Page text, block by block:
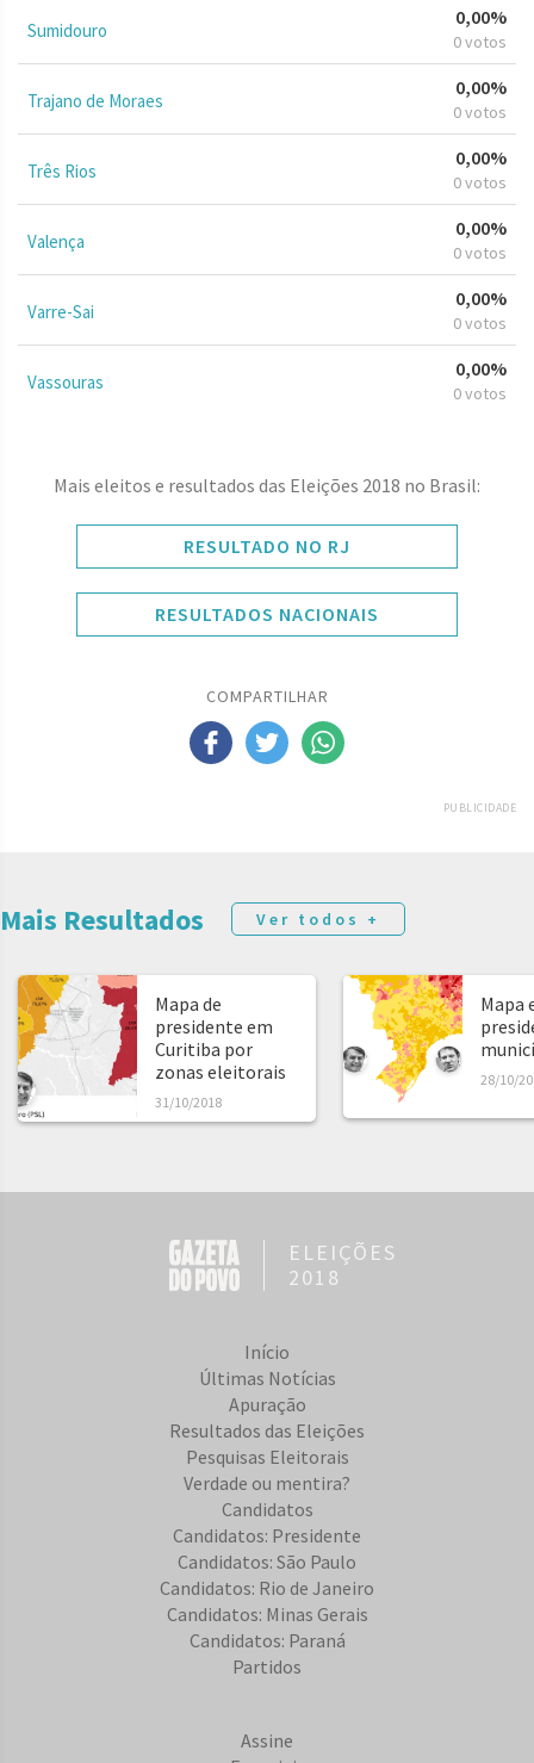
Sumidouro
0,00%
0 votos
Trajano de Moraes
0,00%
0 votos
Três Rios
0,00%
0 votos
Valença
0,00%
0 votos
Varre-Sai
0,00%
0 votos
Vassouras
0,00%
0 votos
Mais eleitos e resultados das Eleições 2018 no Brasil:
RESULTADO NO RJ
RESULTADOS NACIONAIS
COMPARTILHAR
PUBLICIDADE
Mais Resultados Ver todos +
Mapa de
presidente em
Curitiba por
zonas eleitorais
31/10/2018
Mapa
28/10/
ELEIÇÕES
2018
Início
Últimas Notícias
Apuração
Resultados das Eleições
Pesquisas Eleitorais
Verdade ou mentira?
Candidatos
Candidatos: Presidente
Candidatos: São Paulo
Candidatos: Rio de Janeiro
Candidatos: Minas Gerais
Candidatos: Paraná
Partidos
Assine